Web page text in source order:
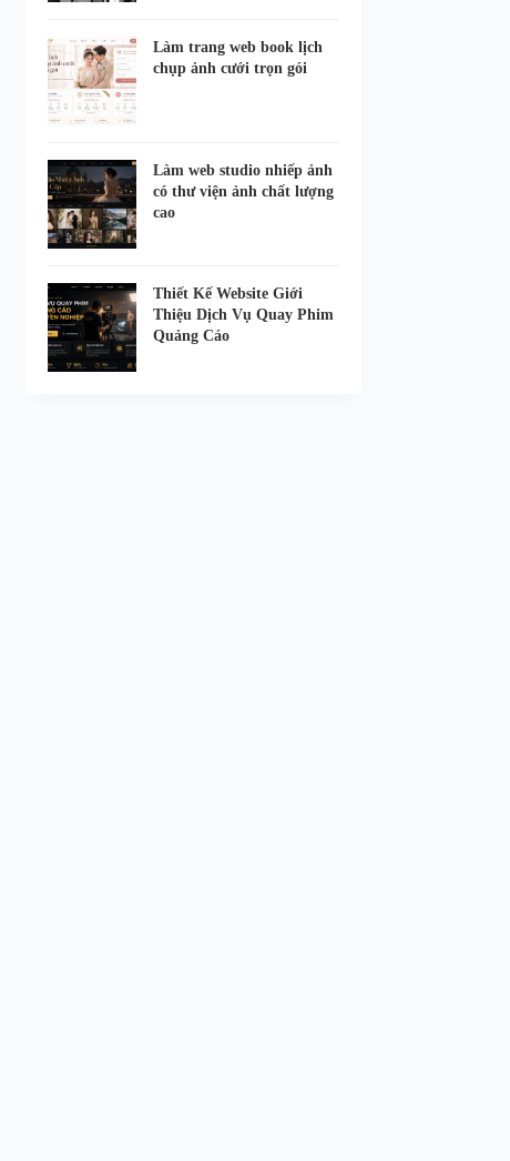
Làm trang web book lịch
chụp ảnh cưới trọn gói
Làm web studio nhiếp ảnh
có thư viện ảnh chất lượng
cao
Thiết Kế Website Giới
Thiệu Dịch Vụ Quay Phim
Quảng Cáo